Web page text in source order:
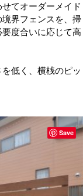
てオーダーメイド
界フェンスを、掃
度合いに応じて高
低く、横桟のピッ
Save